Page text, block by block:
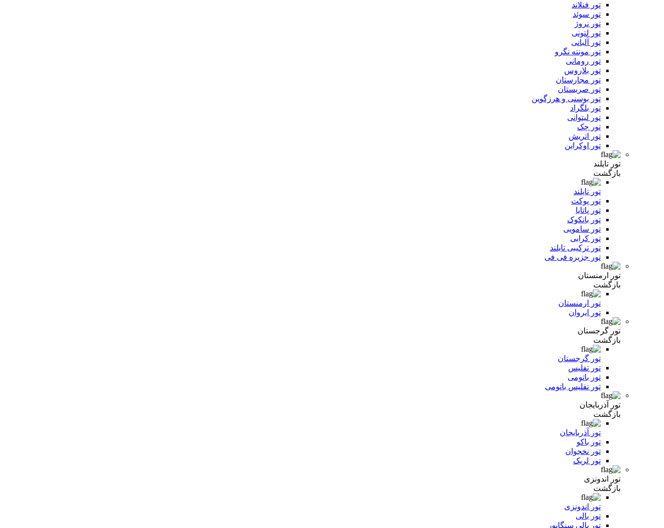
تور فنلاند
تور سوئد
تور نروژ
تور لتونی
تور آلبانی
تور مونته نگرو
تور رومانی
تور بلاروس
تور مجارستان
تور صربستان
تور بوسنی و هرزگوین
تور بلگراد
تور لیتوانی
تور چک
تور اتریش
تور اوکراین
تور تایلند
بازگشت
تور تایلند
تور پوکت
تور پاتایا
تور بانکوک
تور سامویی
تور کرابی
تور ترکیبی تایلند
تور جزیره فی فی
تور ارمنستان
بازگشت
تور ارمنستان
تور ایروان
تور گرجستان
بازگشت
تور گرجستان
تور تفلیس
تور باتومی
تور تفلیس باتومی
تور آذربایجان
بازگشت
تور آذربایجان
تور باکو
تور نخجوان
تور لریک
تور اندونزی
بازگشت
تور اندونزی
تور بالی
تور بالی سنگاپور